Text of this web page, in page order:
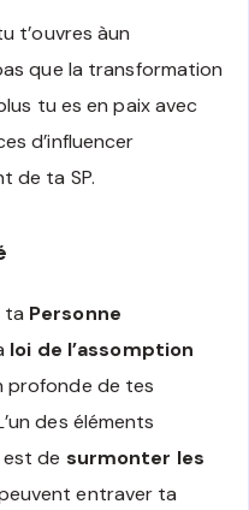
t’ouvres àun
que la transformation
tu es en paix avec
d’influencer
de ta SP.
ta Personne
loi de l’assomption
profonde de tes
des éléments
de surmonter les
entraver ta